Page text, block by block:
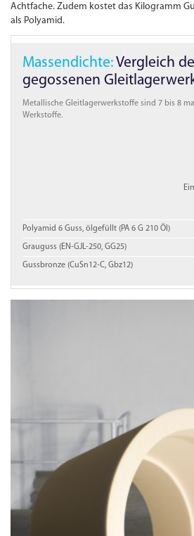
Achtfache. Zudem kostet das Kilogramm
als Polyamid.
Massendichte:Vergleich
gegossenen
Metallische Gleitlagerwerkstoffe sind 7 bis 8
Werkstoffe.
Polyamid 6 Guss, ölgefüllt (PA 6 G 210 Öl)
Grauguss (EN-GJL-250, GG25)
Gussbronze (CuSn12-C, Gbz12)